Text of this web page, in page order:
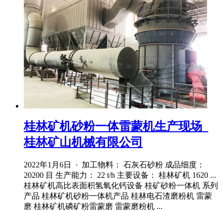
桂林矿机砂粉一体雷蒙机生产现场_
桂林矿山机械有限公司
2022年1月6日 · 加工物料： 石灰石砂粉 成品细度：
20200 目 生产能力： 22 t/h 主要设备： 桂林矿机 1620 ...
桂林矿机高比表面积氢氧化钙设备 桂矿砂粉一体机 系列
产品 桂林矿机砂粉一体机产品 桂林电石渣磨粉机 雷蒙
磨 桂林矿机磷矿粉雷蒙磨 雷蒙磨粉机 ...